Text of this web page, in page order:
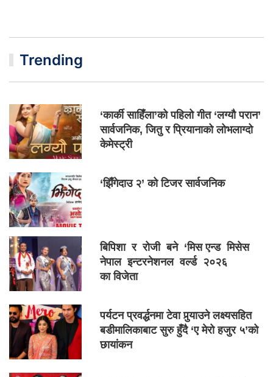
Trending
‘कार्की साहिँला’को पहिलो गीत ‘लग्यौ परान’
सार्वजनिक, जितु र प्रियानाको लोभलाग्दो
केमेस्ट्री
‘झिँगेदाउ २’ को टिजर सार्वजनिक
बिपिशा र रोजी बने ‘मिस एन्ड मिसेस
नेपाल इन्टरनेशनल वर्ल्ड २०२६
का विजेता
पर्यटन प्रवर्द्धनमा टेवा पुर्‍याउने लक्ष्यसहित
बडीमालिकाबाट सुरु हुँदै ‘ए मेरो हजुर ५’को
छायांकन